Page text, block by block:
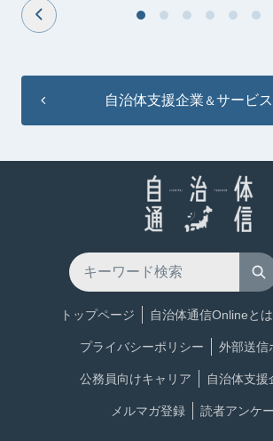
自治体支援企業 ＆サービ
トップページ 自治体通信Onlineとは
プライバシーポリシー 外部送信
公務員向けキャリア 自治体支援
メルマガ登録 読者アンケ